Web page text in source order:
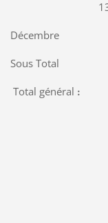
Sous Total
Total général